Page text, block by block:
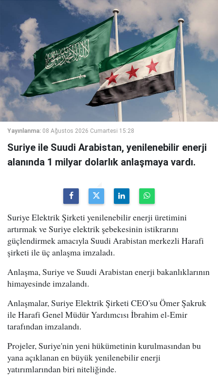
Yayınlanma: 08 Ağustos 2026 Cumartesi 15:28
Suriye ile Suudi Arabistan, yenilenebilir enerji
alanında 1 milyar dolarlık anlaşmaya vardı.
Suriye Elektrik Şirketi yenilenebilir enerji üretimini
artırmak ve Suriye elektrik şebekesinin istikrarını
güçlendirmek amacıyla Suudi Arabistan merkezli Harafi
şirketi ile üç anlaşma imzaladı.
Anlaşma, Suriye ve Suudi Arabistan enerji bakanlıklarının
himayesinde imzalandı.
Anlaşmalar, Suriye Elektrik Şirketi CEO'su Ömer Şakruk
ile Harafi Genel Müdür Yardımcısı İbrahim el-Emir
tarafından imzalandı.
Projeler, Suriye'nin yeni hükümetinin kurulmasından bu
yana açıklanan en büyük yenilenebilir enerji
yatırımlarından biri niteliğinde.